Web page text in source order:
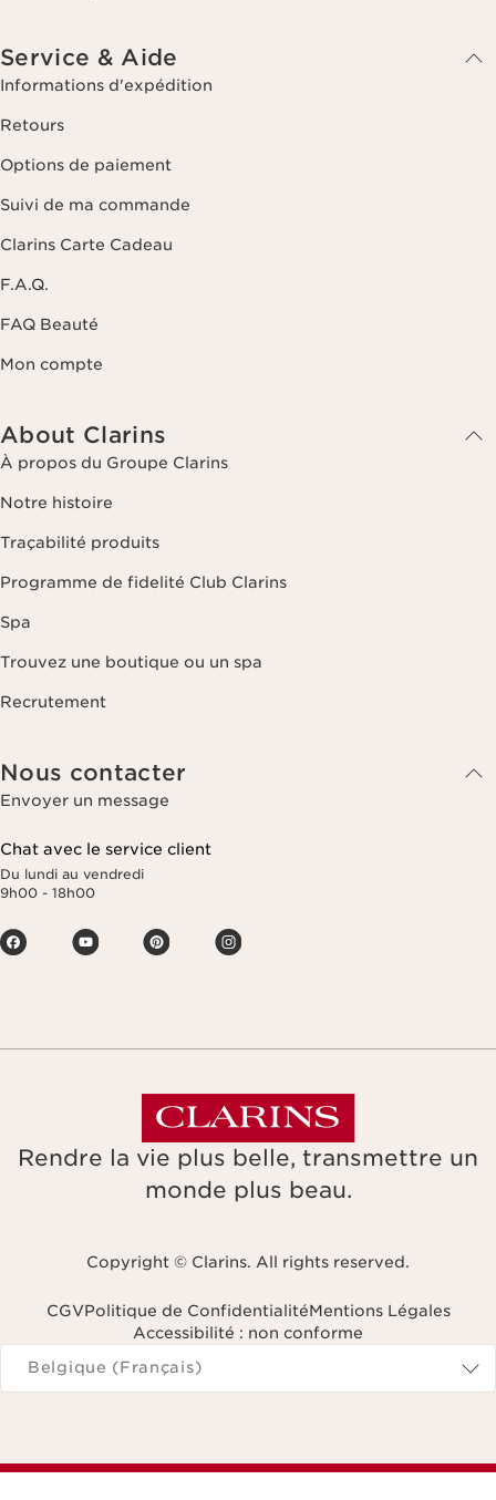
Service & Aide
Informations d'expédition
Retours
Options de paiement
Suivi de ma commande
Clarins Carte Cadeau
F.A.Q.
FAQ Beauté
Mon compte
About Clarins
À propos du Groupe Clarins
Notre histoire
Traçabilité produits
Programme de fidelité Club Clarins
Spa
Trouvez une boutique ou un spa
Recrutement
Nous contacter
Envoyer un message
Chat avec le service client
Du lundi au vendredi
9h00 - 18h00
Rendre la vie plus belle, transmettre un
monde plus beau.
Copyright © Clarins. All rights reserved.
CGVPolitique de ConfidentialitéMentions Légales
Accessibilité : non conforme
Naviguer vers
Belgique (Français)